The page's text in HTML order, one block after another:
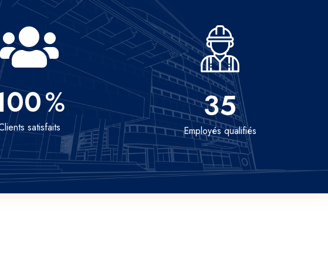
%
satisfaits
35
Employés qualifiés